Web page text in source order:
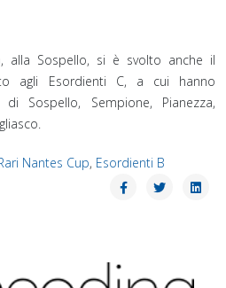
alla Sospello, si è svolto anche il
agli Esordienti C, a cui hanno
Sospello, Sempione, Pianezza,
Nantes Cup, Esordienti B